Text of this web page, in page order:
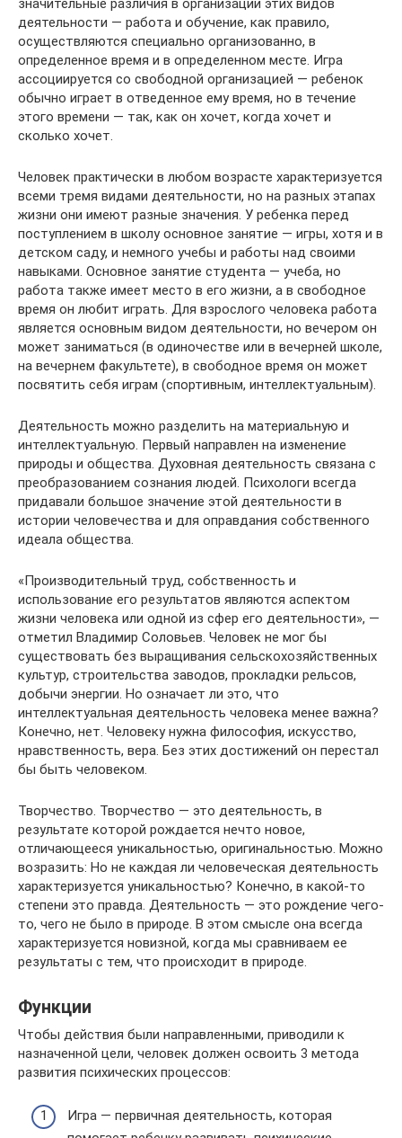
деятельности — работа и обучение, как правило,
осуществляются специально организованно, в
определенное время и в определенном месте. Игра
ассоциируется со свободной организацией — ребенок
обычно играет в отведенное ему время, но в течение
этого времени — так, как он хочет, когда хочет и
сколько хочет.
Человек практически в любом возрасте характеризуется
всеми тремя видами деятельности, но на разных этапах
жизни они имеют разные значения. У ребенка перед
поступлением в школу основное занятие — игры, хотя и в
детском саду, и немного учебы и работы над своими
навыками. Основное занятие студента — учеба, но
работа также имеет место в его жизни, а в свободное
время он любит играть. Для взрослого человека работа
является основным видом деятельности, но вечером он
может заниматься (в одиночестве или в вечерней школе,
на вечернем факультете), в свободное время он может
посвятить себя играм (спортивным, интеллектуальным).
Деятельность можно разделить на материальную и
интеллектуальную. Первый направлен на изменение
природы и общества. Духовная деятельность связана с
преобразованием сознания людей. Психологи всегда
придавали большое значение этой деятельности в
истории человечества и для оправдания собственного
идеала общества.
«Производительный труд, собственность и
использование его результатов являются аспектом
жизни человека или одной из сфер его деятельности», —
отметил Владимир Соловьев. Человек не мог бы
существовать без выращивания сельскохозяйственных
культур, строительства заводов, прокладки рельсов,
добычи энергии. Но означает ли это, что
интеллектуальная деятельность человека менее важна?
Конечно, нет. Человеку нужна философия, искусство,
нравственность, вера. Без этих достижений он перестал
бы быть человеком.
Творчество. Творчество — это деятельность, в
результате которой рождается нечто новое,
отличающееся уникальностью, оригинальностью. Можно
возразить: Но не каждая ли человеческая деятельность
характеризуется уникальностью? Конечно, в какой-то
степени это правда. Деятельность — это рождение чего-
то, чего не было в природе. В этом смысле она всегда
характеризуется новизной, когда мы сравниваем ее
результаты с тем, что происходит в природе.
Функции
Чтобы действия были направленными, приводили к
назначенной цели, человек должен освоить 3 метода
развития психических процессов:
Игра — первичная деятельность, которая